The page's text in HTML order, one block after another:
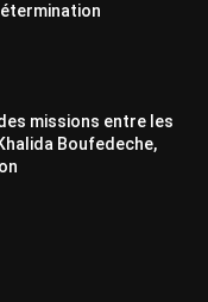
missions entre les
Boufedeche,